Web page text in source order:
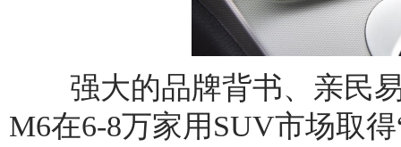
强大的品牌背书、亲民易
M6在6-8万家用SUV市场取